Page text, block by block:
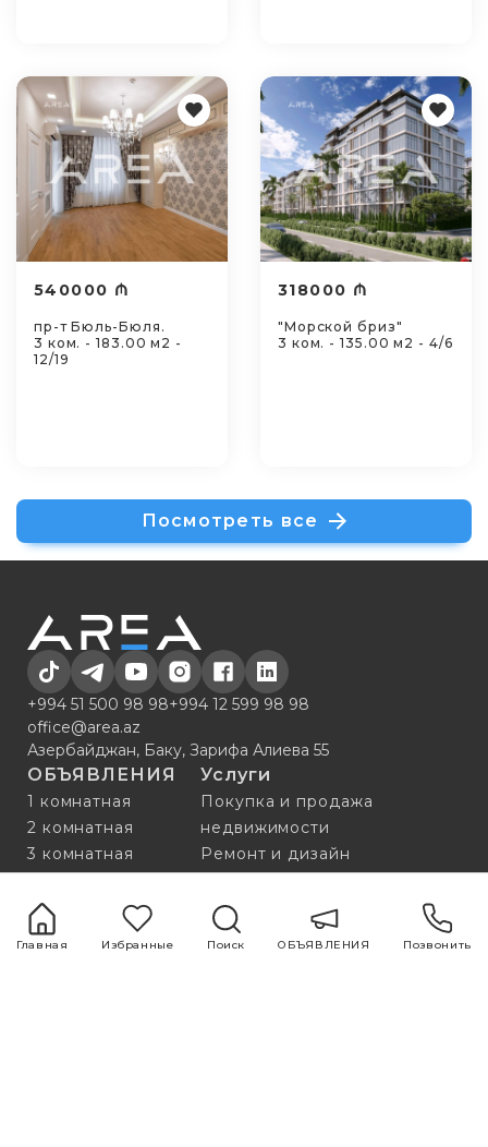
Главная Избранные Поиск ОБЪЯВЛЕНИЯ Позвонить
540000 ₼
пр-т Бюль-Бюля.
3 ком. - 183.00 м2 -
12/19
318000 ₼
"Морской бриз"
3 ком. - 135.00 м2 - 4/6
Посмотреть все
+994 51 500 98 98+994 12 599 98 98
office@area.az
Азербайджан, Баку, Зарифа Алиева 55
ОБЪЯВЛЕНИЯ
1 комнатная
2 комнатная
3 комнатная
4 комнатная
5 комнатная
Услуги
Покупка и продажа
недвижимости
Ремонт и дизайн
Оценка
Исследования
рынка